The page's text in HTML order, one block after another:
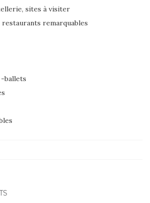
sites à visiter
restaurants remarquables
ballets